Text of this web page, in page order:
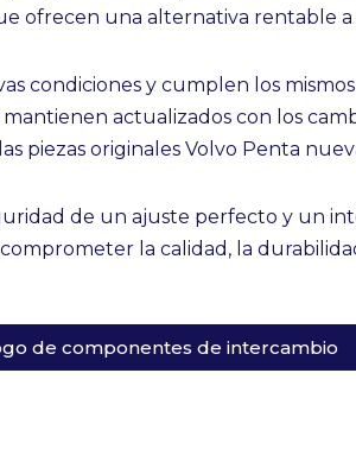
ofrecen una alternativa rentable a
condiciones y cumplen los
actualizados con los
piezas originales Volvo Penta
de un ajuste perfecto y un
la calidad, la
de componentes de intercambio